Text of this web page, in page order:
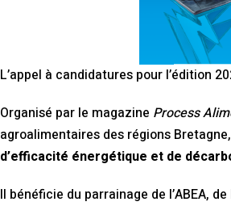
L’appel à candidatures pour l’édition
Organisé par le magazine Process
agroalimentaires des régions
d’efficacité énergétique et de
Il bénéficie du parrainage de l’ABEA,